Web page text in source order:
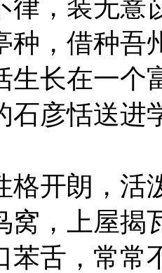
律，装无薏
种，借种吾
生长在一个
石彦恬送进
格开朗，活
窝，上屋揭
苯舌，常常